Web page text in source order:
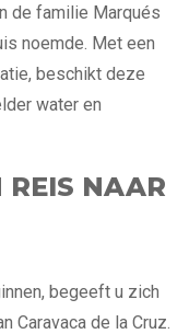
de familie Marqués
noemde. Met een
beschikt deze
water en
REIS NAAR
begeeft u zich
Caravaca de la Cruz.